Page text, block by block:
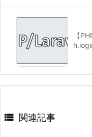
【
 関連記事